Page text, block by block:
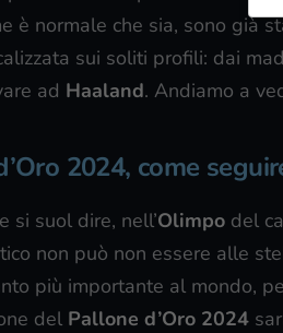
è normale che sia, sono già
sui soliti profili: dai
ad Haaland. Andiamo a
2024, come
si suol dire, nell’Olimpo del
non può non essere alle
più importante al mondo,
del Pallone d’Oro 2024